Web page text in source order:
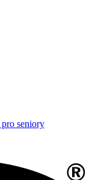
pro seniory